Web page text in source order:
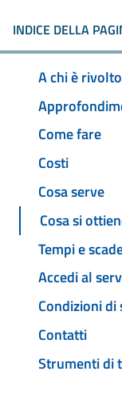
INDICE DELLA
A chi è rivolto
Come fare
Costi
Cosa serve
Cosa si
Tempi e
Accedi al
Condizioni di
Contatti
Strumenti di